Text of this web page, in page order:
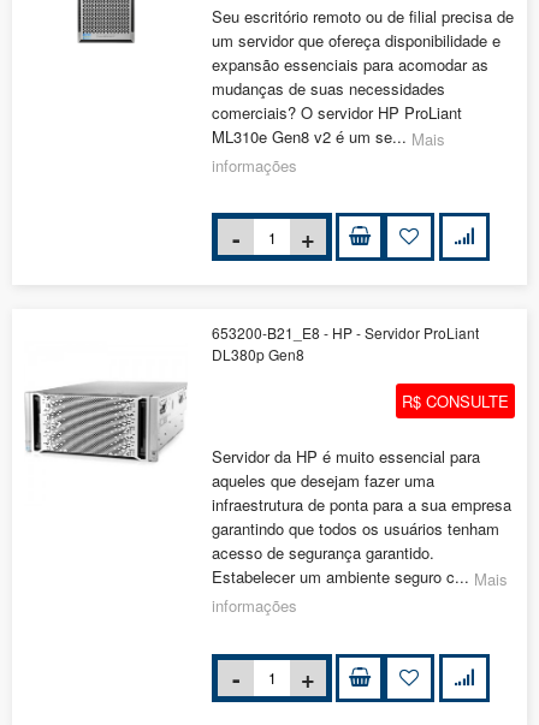
Seu escritório remoto ou de filial precisa de
um servidor que ofereça disponibilidade e
expansão essenciais para acomodar as
mudanças de suas necessidades
comerciais? O servidor HP ProLiant
ML310e Gen8 v2 é um se... Mais
informações
653200-B21_E8 - HP - Servidor ProLiant
DL380p Gen8
R$ CONSULTE
Servidor da HP é muito essencial para
aqueles que desejam fazer uma
infraestrutura de ponta para a sua empresa
garantindo que todos os usuários tenham
acesso de segurança garantido.
Estabelecer um ambiente seguro c... Mais
informações